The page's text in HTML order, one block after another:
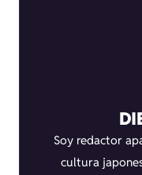
Soy redactor
cultura